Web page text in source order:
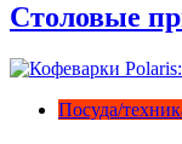
Столовые
Посуда/